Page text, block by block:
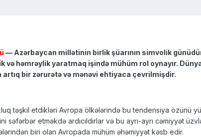
— Azərbaycan millətinin birlik şüarının simvolik
həmrəylik yaratmaq işində mühüm rol oynayır.
bir zərurətə və mənəvi ehtiyaca çevrilmişdir.
təşkil etdikləri Avropa ölkələrində bu tendensiya özünü
səfərbər etməkdə ardıcıldırlar və bu ayrı-ayrı cəmiyyət
biri olan Avropada mühüm əhəmiyyət kəsb edir.